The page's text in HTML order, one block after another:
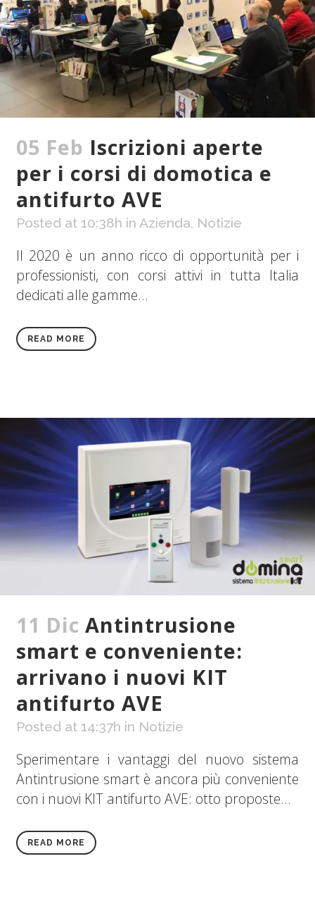
05 Feb Iscrizioni aperte
per i corsi di domotica e
antifurto AVE
Posted at 10:38h in Azienda, Notizie
Il 2020 è un anno ricco di opportunità per i
professionisti, con corsi attivi in tutta Italia
dedicati alle gamme...
READ MORE
11 Dic Antintrusione
smart e conveniente:
arrivano i nuovi KIT
antifurto AVE
Posted at 14:37h in Notizie
Sperimentare i vantaggi del nuovo sistema
Antintrusione smart è ancora più conveniente
con i nuovi KIT antifurto AVE: otto proposte...
READ MORE